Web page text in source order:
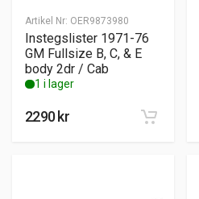
Artikel Nr: OER9873980
Instegslister 1971-76
GM Fullsize B, C, & E
body 2dr / Cab
1 i lager
2290 kr